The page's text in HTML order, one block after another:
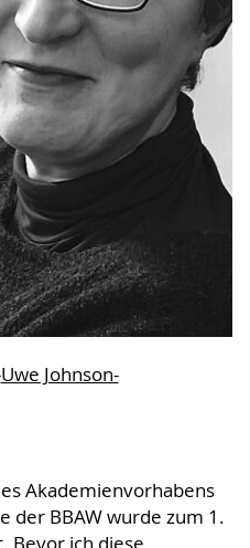
Uwe Johnson-
Akademienvorhabens
der BBAW wurde zum 1.